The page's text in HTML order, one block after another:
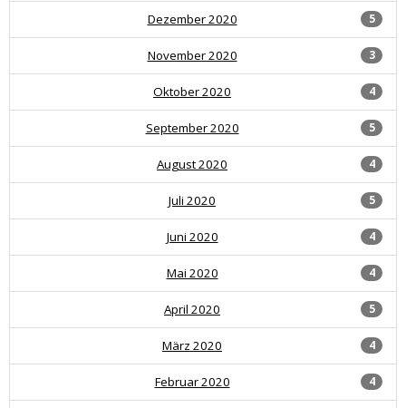
5
Dezember 2020
3
November 2020
4
Oktober 2020
5
September 2020
4
August 2020
5
Juli 2020
4
Juni 2020
4
Mai 2020
5
April 2020
4
März 2020
4
Februar 2020